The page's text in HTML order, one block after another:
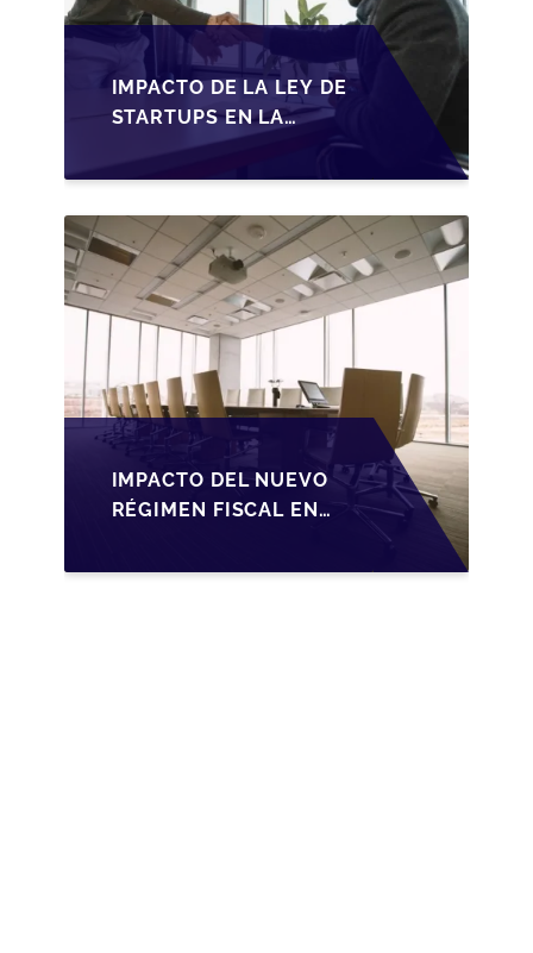
IMPACTO DE LA LEY DE
STARTUPS EN LA
TRANSMISIÓN DE
PYMES ESPAÑOLAS
IMPACTO DEL NUEVO
RÉGIMEN FISCAL EN
PYMES EN ESPAÑA